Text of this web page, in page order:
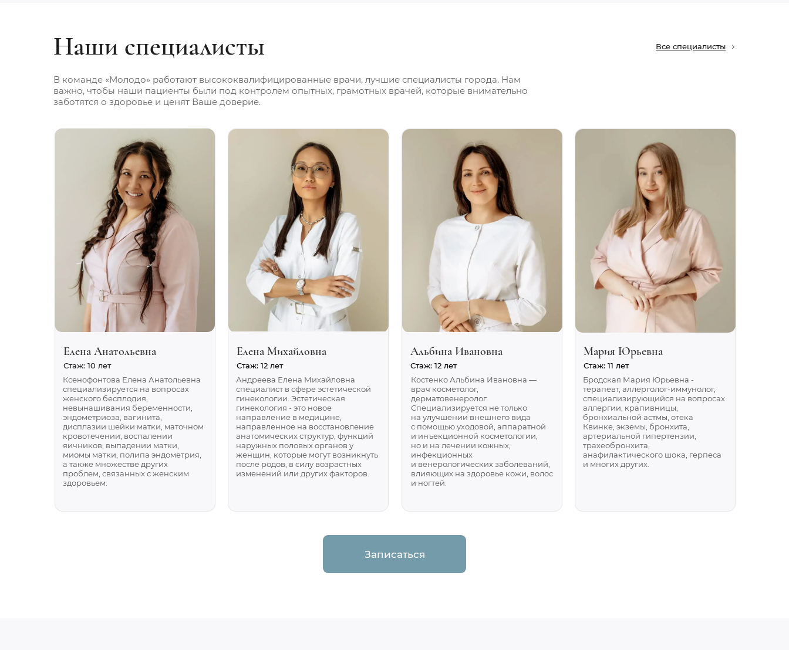
Елена Анатольевна
Стаж: 10 лет
Ксенофонтова Елена Анатольевна
специализируется на вопросах
женского бесплодия,
невынашивания беременности,
эндометриоза, вагинита,
дисплазии шейки матки, маточном
кровотечении, воспалении
яичников, выпадении матки,
миомы матки, полипа эндометрия,
а также множестве других
проблем, связанных с женским
здоровьем.
Записаться
Елена Михайловна
Стаж: 12 лет
Андреева Елена Михайловна
специалист в сфере эстетической
гинекологии. Эстетическая
гинекология - это новое
направление в медицине,
направленное на восстановление
анатомических структур, функций
наружных половых органов у
женщин, которые могут возникнуть
после родов, в силу возрастных
изменений или других факторов.
Альбина Ивановна
Стаж: 12 лет
Костенко Альбина Ивановна —
врач косметолог,
дерматовенеролог.
Специализируется не только
на улучшении внешнего вида
с помощью уходовой, аппаратной
и инъекционной косметологии,
но и на лечении кожных,
инфекционных
и венерологических заболеваний,
влияющих на здоровье кожи, волос
и ногтей.
Мария Юрьевна
Стаж: 11 лет
Бродская Мария Юрьевна -
терапевт, аллерголог-иммунолог,
специализирующийся на вопросах
аллергии, крапивницы,
бронхиальной астмы, отека
Квинке, экземы, бронхита,
артериальной гипертензии,
трахеобронхита,
анафилактического шока, герпеса
и многих других.
Наши специалисты
В команде «Молодо» работают высококвалифицированные врачи, лучшие специалисты города. Нам
важно, чтобы наши пациенты были под контролем опытных, грамотных врачей, которые внимательно
заботятся о здоровье и ценят Ваше доверие.
Все специалисты